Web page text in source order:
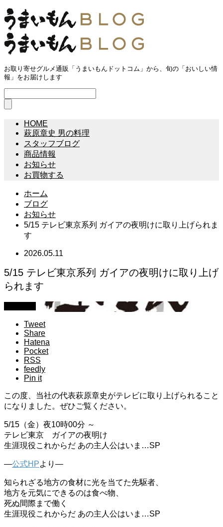
お取り寄せグルメ通販「うまいもんドットコム」から、旬の「おいしい情
報」をお届けします
HOME
萩原章史 男の料理
スタッフブログ
商品情報
お知らせ
お買物する
ホーム
ブログ
お知らせ
5/15 テレビ東京系列 ガイアの夜明けに取り上げられま
す
2026.05.11
5/15 テレビ東京系列 ガイアの夜明けに取り上げ
られます
Tweet
Share
Hatena
Pocket
RSS
feedly
Pin it
この度、当社の代表萩原章史がテレビに取り上げられること
になりました。ぜひご覧ください。
5/15（金）夜10時00分 ～
テレビ東京 ガイアの夜明け
生涯現役これからだ あの主人公はいま…SP
—公式HPより—
知られざる地方の食材に光を当てた先駆者、
地方を元気にできるのは食べ物、
死ぬ間際まで働く
生涯現役これからだ あの主人公はいま…SP